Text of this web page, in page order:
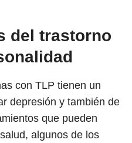
del trastorno
con TLP tienen un
depresión y también de
que pueden
algunos de los